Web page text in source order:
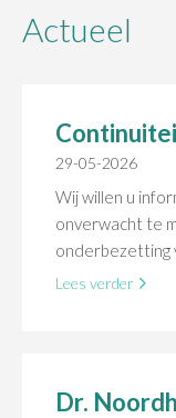
Actueel
29-05-2026
Wij willen u
onverwacht te
onderbezetting
Lees verder
Dr.